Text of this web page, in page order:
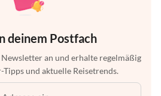
deinem Postfach
an und erhalte regelmäßig
und aktuelle Reisetrends.